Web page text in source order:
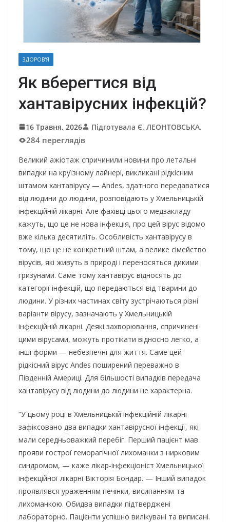
ЗДОРОВ'Я
Як вберегтися від
хантавірусних інфекцій?
16 Травня, 2026 Підготувала Є. ЛЕОНТОВСЬКА.
284 переглядів
Великий ажіотаж спричинили новини про летальні
випадки на круїзному лайнері, викликані рідкісним
штамом хантавірусу — Andes, здатного передаватися
від людини до людини, розповідають у Хмельницькій
інфекційній лікарні. Але фахівці цього медзакладу
кажуть, що це не нова інфекція, про цей вірус відомо
вже кілька десятиліть. Особливість хантавірусу в
тому, що це не конкретний штам, а велике сімейство
вірусів, які живуть в природі і переносяться дикими
гризунами. Саме тому хантавірус відносять до
категорії інфекцій, що передаються від тварини до
людини. У різних частинах світу зустрічаються різні
варіанти вірусу, зазначають у Хмельницькій
інфекційній лікарні. Деякі захворювання, спричинені
цими вірусами, можуть протікати відносно легко, а
інші форми — небезпечні для життя. Саме цей
рідкісний вірус Andes поширений переважно в
Південній Америці. Для більшості випадків передача
хантавірусу від людини до людини не характерна.
“У цьому році в Хмельницькій інфекційній лікарні
зафіксовано два випадки хантавірусної інфекції, які
мали середньоважкий перебіг. Перший пацієнт мав
прояви гострої геморагічної лихоманки з нирковим
синдромом, — каже лікар-інфекціоніст Хмельницької
інфекційної лікарні Вікторія Бондар. — Інший випадок
проявлявся ураженням печінки, висипанням та
лихоманкою. Обидва випадки підтверджені
лабораторно. Пацієнти успішно вилікувані та виписані.